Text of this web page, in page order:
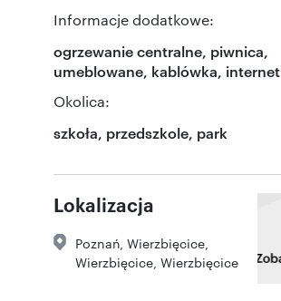
Informacje dodatkowe:
ogrzewanie centralne, piwnica,
umeblowane, kablówka, internet
Okolica:
szkoła, przedszkole, park
Lokalizacja
Poznań Wierzbięcice
Wierzbięcice Wierzbięcice